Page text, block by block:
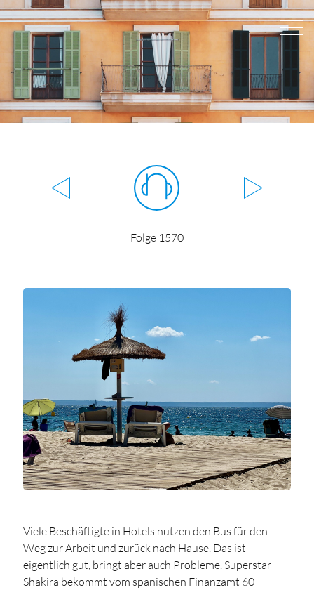
Folge 1570
Viele Beschäftigte in Hotels nutzen den Bus für den
Weg zur Arbeit und zurück nach Hause. Das ist
eigentlich gut, bringt aber auch Probleme. Superstar
Shakira bekommt vom spanischen Finanzamt 60